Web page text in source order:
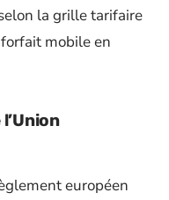
la grille tarifaire
mobile en
européen